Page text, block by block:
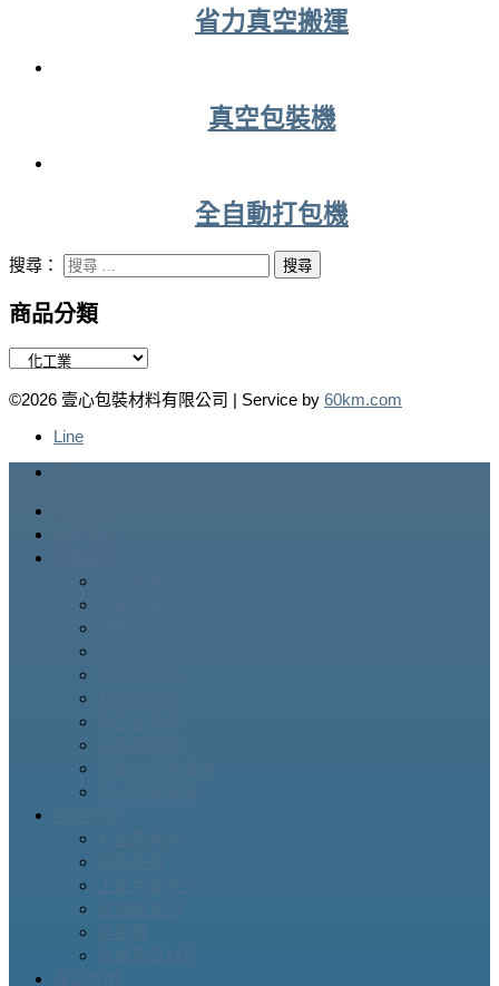
省力真空搬運
真空包裝機
全自動打包機
搜尋：
商品分類
©2026 壹心包裝材料有限公司 | Service by 60km.com
Line